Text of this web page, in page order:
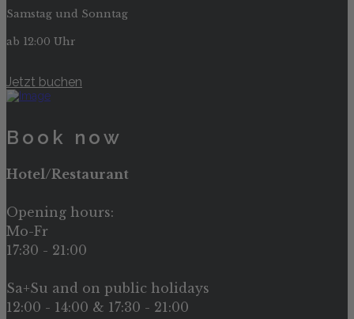
Samstag und Sonntag
ab 12:00 Uhr
Jetzt buchen
Book now
Hotel/Restaurant
Opening hours:
Mo-Fr
17:30 - 21:00
Sa+Su and on public holidays
12:00 - 14:00 & 17:30 - 21:00